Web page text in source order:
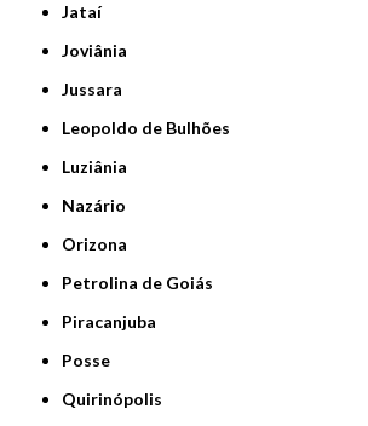
Jataí
Joviânia
Jussara
Leopoldo de Bulhões
Luziânia
Nazário
Orizona
Petrolina de Goiás
Piracanjuba
Posse
Quirinópolis